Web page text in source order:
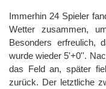
Immerhin 24 Spieler
Wetter zusammen,
Besonders erfreulich,
wurde wieder 5'+0''.
das Feld an, später
zurück. Der letztliche